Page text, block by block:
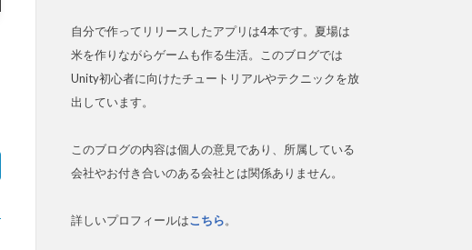
自分で作ってリリースしたアプリは4本です。夏場は
米を作りながらゲームも作る生活。このブログでは
Unity初心者に向けたチュートリアルやテクニックを放
出しています。
このブログの内容は個人の意見であり、所属している
会社やお付き合いのある会社とは関係ありません。
詳しいプロフィールはこちら。